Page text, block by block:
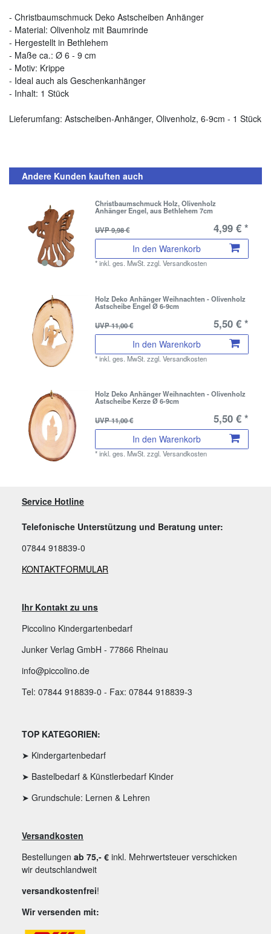
- Christbaumschmuck Deko Astscheiben Anhänger
- Material: Olivenholz mit Baumrinde
- Hergestellt in Bethlehem
- Maße ca.: Ø 6 - 9 cm
- Motiv: Krippe
- Ideal auch als Geschenkanhänger
- Inhalt: 1 Stück
Lieferumfang: Astscheiben-Anhänger, Olivenholz, 6-9cm - 1 Stück
Andere Kunden kauften auch
Christbaumschmuck Holz, Olivenholz
Anhänger Engel, aus Bethlehem 7cm
UVP 9,98 €
4,99 € *
In den Warenkorb
*inkl. ges. MwSt. zzgl.Versandkosten
Holz Deko Anhänger Weihnachten - Olivenholz
Astscheibe Engel Ø 6-9cm
UVP 11,00 €
5,50 € *
In den Warenkorb
*inkl. ges. MwSt. zzgl.Versandkosten
Holz Deko Anhänger Weihnachten - Olivenholz
Astscheibe Kerze Ø 6-9cm
UVP 11,00 €
5,50 € *
In den Warenkorb
*inkl. ges. MwSt. zzgl.Versandkosten
Service Hotline
Telefonische Unterstützung und Beratung unter:
07844 918839-0
KONTAKTFORMULAR
Ihr Kontakt zu uns
Piccolino Kindergartenbedarf
Junker Verlag GmbH - 77866 Rheinau
info@piccolino.de
Tel: 07844 918839-0 - Fax: 07844 918839-3
TOP KATEGORIEN:
➤ Kindergartenbedarf
➤ Bastelbedarf & Künstlerbedarf Kinder
➤ Grundschule: Lernen & Lehren
Versandkosten
Bestellungen ab 75,- € inkl. Mehrwertsteuer verschicken
wir deutschlandweit
versandkostenfrei!
Wir versenden mit: